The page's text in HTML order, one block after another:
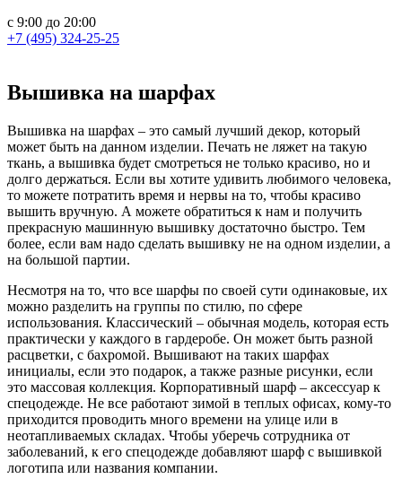
с 9:00 до 20:00
+7 (495) 324-25-25
Вышивка на шарфах
Вышивка на шарфах – это самый лучший декор, который
может быть на данном изделии. Печать не ляжет на такую
ткань, а вышивка будет смотреться не только красиво, но и
долго держаться. Если вы хотите удивить любимого человека,
то можете потратить время и нервы на то, чтобы красиво
вышить вручную. А можете обратиться к нам и получить
прекрасную машинную вышивку достаточно быстро. Тем
более, если вам надо сделать вышивку не на одном изделии, а
на большой партии.
Несмотря на то, что все шарфы по своей сути одинаковые, их
можно разделить на группы по стилю, по сфере
использования. Классический – обычная модель, которая есть
практически у каждого в гардеробе. Он может быть разной
расцветки, с бахромой. Вышивают на таких шарфах
инициалы, если это подарок, а также разные рисунки, если
это массовая коллекция. Корпоративный шарф – аксессуар к
спецодежде. Не все работают зимой в теплых офисах, кому-то
приходится проводить много времени на улице или в
неотапливаемых складах. Чтобы уберечь сотрудника от
заболеваний, к его спецодежде добавляют шарф с вышивкой
логотипа или названия компании.